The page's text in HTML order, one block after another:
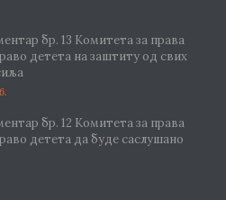
бр. 13 Комитета за права
детета на заштиту од свих
бр. 12 Комитета за права
детета да буде саслушано